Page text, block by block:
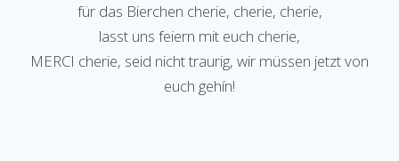
für das Bierchen cherie, cherie, cherie,
lasst uns feiern mit euch cherie,
MERCI cherie, seid nicht traurig, wir müssen jetzt von
euch gehín!